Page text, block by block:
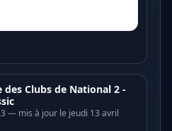
des Clubs de National 2 -
— mis à jour le jeudi 13 avril